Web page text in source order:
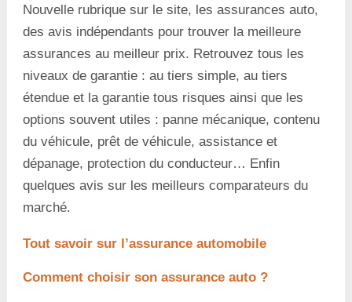
Nouvelle rubrique sur le site, les assurances auto,
des avis indépendants pour trouver la meilleure
assurances au meilleur prix. Retrouvez tous les
niveaux de garantie : au tiers simple, au tiers
étendue et la garantie tous risques ainsi que les
options souvent utiles : panne mécanique, contenu
du véhicule, prêt de véhicule, assistance et
dépanage, protection du conducteur… Enfin
quelques avis sur les meilleurs comparateurs du
marché.
Tout savoir sur l’assurance automobile
Comment choisir son assurance auto ?